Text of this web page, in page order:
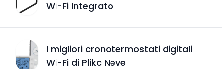
Wi-Fi Integrato
I migliori cronotermostati digitali
Wi-Fi di Plikc Neve